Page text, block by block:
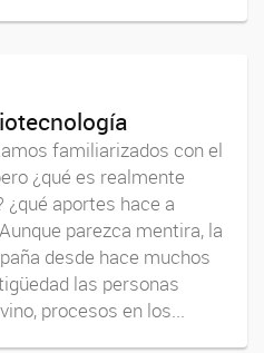
familiarizados con el
¿qué es realmente
aportes hace a
parezca mentira, la
desde hace muchos
las personas
procesos en los...